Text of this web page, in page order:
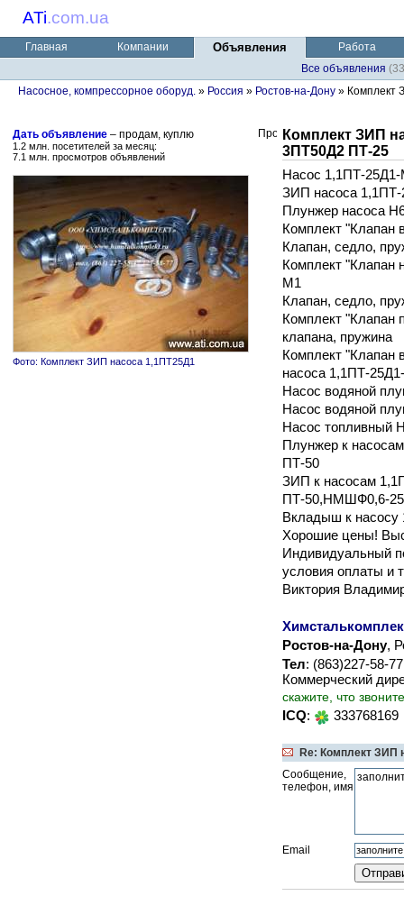
ATi.com.ua
Главная Компании Объявления
Работа
Все объявления
Насосное, компрессорное оборуд. » Россия » Ростов-на-Дону » Комплект
Дать объявление – продам, куплю
1.2 млн. посетителей за месяц:
7.1 млн. просмотров объявлений
Фото: Комплект ЗИП насоса 1,1ПТ25Д1
Комплект ЗИП
3ПТ50Д2 ПТ-25
Насос 1,1ПТ-
ЗИП насоса
Плунжер насоса
Комплект "Клапан
Клапан, седло,
Комплект "Клапан
М1
Клапан, седло,
Комплект "Клапан
клапана, пружина
Комплект "Клапан
насоса 1,1ПТ-
Насос водяной
Насос водяной
Насос
Плунжер к
ПТ-50
ЗИП к насосам
ПТ-50,НМШФ0,6-
Вкладыш к насосу
Хорошие цены!
Индивидуальный
условия оплаты и
Виктория
Ростов-на-Дону,
Тел: (863)227-58-
Коммерческий
скажите, что
ICQ: 333768169
Re: Комплект ЗИП
Сообщение,
телефон, имя
Email